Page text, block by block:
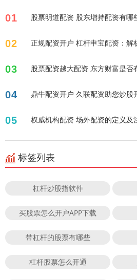
01 股票明道配资 股东增持配资有哪
02 正规配资开户 杠杆申宝配资：解
03 股票配资越大配资 东方财富是否
04 鼎牛配资开户 久联配资助您炒股
05 权威机构配资 场外配资的定义及
标签列表
杠杆炒股指软件
买股票怎么开户APP下载
带杠杆的股票有哪些
杠杆股票怎么开通